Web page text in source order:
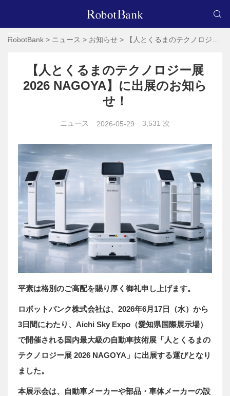
RobotBank > ニュース > お知らせ > 【人とくるまのテクノロジー展2026 NAGOYA】に出展のお知らせ！
【人とくるまのテクノロジー展
2026 NAGOYA】に出展のお知ら
せ！
ニュース 2026-05-29 3,531 次
平素は格別のご高配を賜り厚く御礼申し上げます。
ロボットバンク株式会社は、2026年6月17日（水）から
3日間にわたり、Aichi Sky Expo（愛知県国際展示場）
で開催される国内最大級の自動車技術展「人とくるまの
テクノロジー展 2026 NAGOYA」に出展する運びとなり
ました。
本展示会は、自動車メーカーや部品・車体メーカーの設